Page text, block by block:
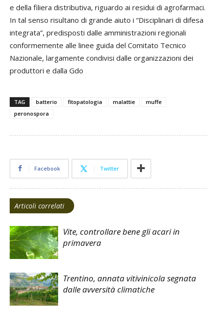
e della filiera distributiva, riguardo ai residui di agrofarmaci.
In tal senso risultano di grande aiuto i “Disciplinari di difesa
integrata”, predisposti dalle amministrazioni regionali
conformemente alle linee guida del Comitato Tecnico
Nazionale, largamente condivisi dalle organizzazioni dei
produttori e dalla Gdo
TAG batterio fitopatologia malattie
muffe
peronospora
Facebook Twitter
Articoli correlati
Vite, controllare bene gli acari in
primavera
Trentino, annata vitivinicola segnata
dalle avversità climatiche